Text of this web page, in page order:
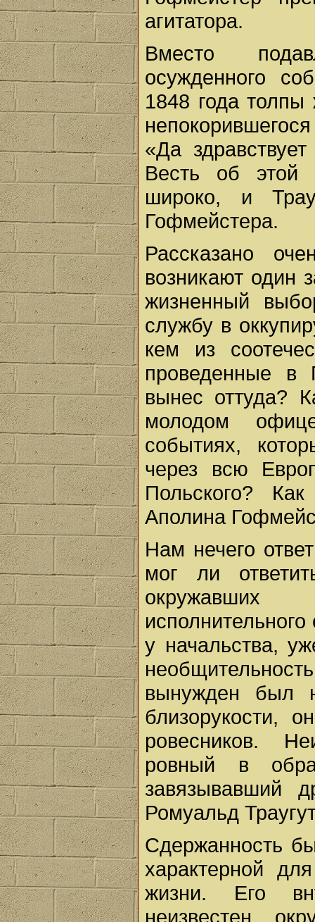
агитатора.
Вместо
осужденного
1848 года толпы
«Да
Весть об этой
широко, и
Гофмейстера.
Рассказано
возникают один
жизненный
службу в
кем из
проведенные в
вынес оттуда?
молодом
событиях,
через всю
Польского?
Аполина
Нам нечего
мог ли
окружавших
у начальства,
вынужден был
близорукости,
ровесников.
ровный в
завязывавший
Ромуальд
Сдержанность
характерной
жизни. Его
неизвестен